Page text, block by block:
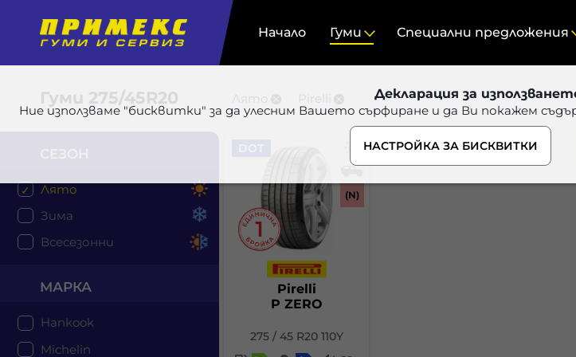
Декларация за
Ние използваме "бисквитки" за да улесним Вашето сърфиране и да Ви покажем
НАСТРОЙКА ЗА БИСКВИТКИ
Начало Гуми Специални предложения
Гуми 275/45R20 Лято Pirelli
Лято
Зима
Всесезонни
МАРКА
Hankook
Michelin
(N)
Pirelli
P ZERO
275 / 45 R20 110Y